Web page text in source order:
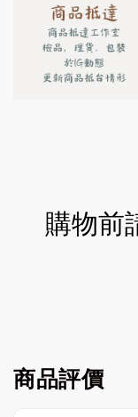
購物前
商品評價